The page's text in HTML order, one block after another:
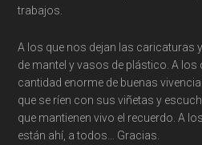
trabajos.
A los que nos dejan las caricaturas
de mantel y vasos de plástico. A
cantidad enorme de buenas
que se ríen con sus viñetas y
que mantienen vivo el recuerdo. A
están ahí, a todos… Gracias.